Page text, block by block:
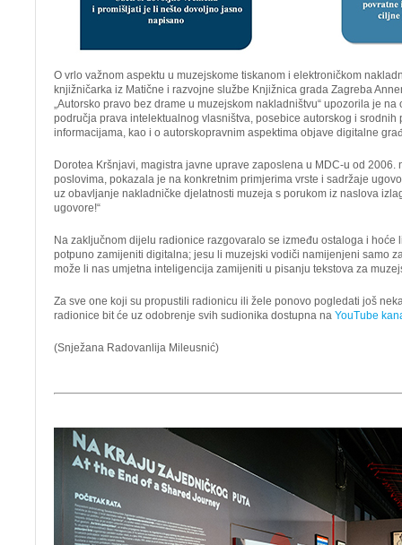
O vrlo važnom aspektu u muzejskome tiskanom i elektroničkom
knjižničarka iz Matične i razvojne službe Knjižnica grada Zagreba
„Autorsko pravo bez drame u muzejskom nakladništvu“ upozorila je
područja prava intelektualnog vlasništva, posebice autorskog i srodnih
informacijama, kao i o autorskopravnim aspektima objave digitalne
Dorotea Kršnjavi, magistra javne uprave zaposlena u MDC-u od 2006.
poslovima, pokazala je na konkretnim primjerima vrste i sadržaje
uz obavljanje nakladničke djelatnosti muzeja s porukom iz naslova
ugovore!“
Na zaključnom dijelu radionice razgovaralo se između ostaloga i hoće
potpuno zamijeniti digitalna; jesu li muzejski vodiči namijenjeni samo
može li nas umjetna inteligencija zamijeniti u pisanju tekstova za
Za sve one koji su propustili radionicu ili žele ponovo pogledati još
radionice bit će uz odobrenje svih sudionika dostupna na YouTube
(Snježana Radovanlija Mileusnić)